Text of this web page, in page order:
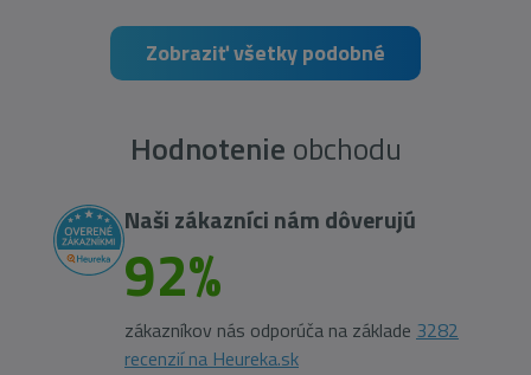
Zobraziť všetky podobné
Hodnotenie obchodu
Naši zákazníci nám dôverujú
92%
zákazníkov nás odporúča na základe 3282
recenzií na Heureka.sk